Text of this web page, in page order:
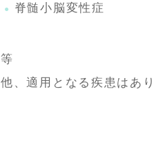
脊髄小脳変性症
等
他、適用となる疾患はあ